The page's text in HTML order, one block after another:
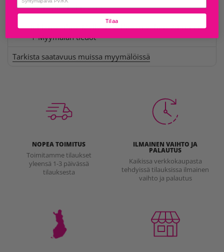
Saatavilla kohteesta
Juhlamaailma Mylly
Myymälän tiedot
Tavallisesti valmis 24 tunnissa
Tarkista saatavuus muissa myymälöissä
NOPEA TOIMITUS
Toimitamme tilaukset
yleensä 1-3 päivässä
tilauksesta
ILMAINEN VAIHTO JA
PALAUTUS
Kaikissa verkkokaupasta
tehdyissä tilauksissa ilmainen
vaihto ja palautus
Tilaa